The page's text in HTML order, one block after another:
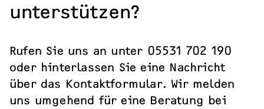
unterstützen?
Rufen Sie uns an unter 05531 702 190
oder hinterlassen Sie eine Nachricht
über das Kontaktformular. Wir melden
uns umgehend für eine Beratung bei